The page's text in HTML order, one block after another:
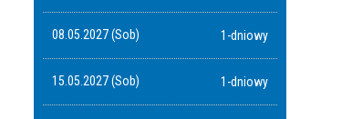
08.05.2027 (Sob) 1-dniowy
15.05.2027 (Sob) 1-dniowy